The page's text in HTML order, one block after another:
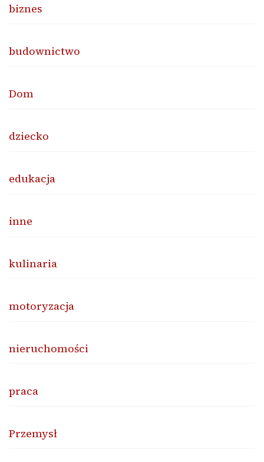
biznes
budownictwo
Dom
dziecko
edukacja
inne
kulinaria
motoryzacja
nieruchomości
praca
Przemysł